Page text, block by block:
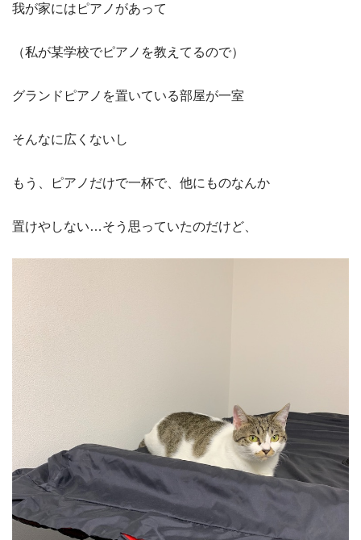
我が家にはピアノがあって
（私が某学校でピアノを教えてるので）
グランドピアノを置いている部屋が一室
そんなに広くないし
もう、ピアノだけで一杯で、他にものなんか
置けやしない…そう思っていたのだけど、